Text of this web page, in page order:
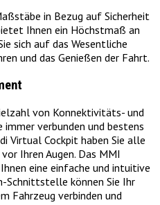
in Bezug auf Sicherheit
Ihnen ein Höchstmaß an
sich auf das Wesentliche
und das Genießen der Fahrt.
von Konnektivitäts- und
verbunden und bestens
Virtual Cockpit haben Sie alle
Ihren Augen. Das MMI
eine einfache und intuitive
Schnittstelle können Sie Ihr
Fahrzeug verbinden und